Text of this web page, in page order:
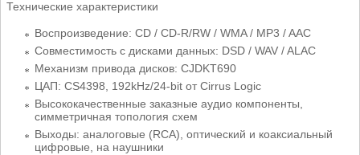
Технические характеристики
Воспроизведение: CD / CD-R/RW / WMA / MP3 / AAC
Совместимость с дисками данных: DSD / WAV / ALAC
Механизм привода дисков: CJDKT690
ЦАП: CS4398, 192kHz/24-bit от Cirrus Logic
Высококачественные заказные аудио компоненты,
симметричная топология схем
Выходы: аналоговые (RCA), оптический и коаксиальный
цифровые, на наушники